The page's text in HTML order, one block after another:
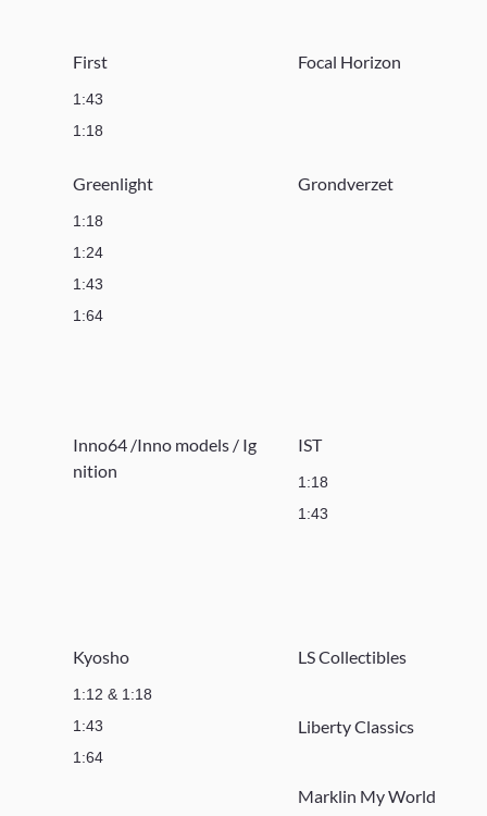
First
1:43
1:18
Focal Horizon
Greenlight
1:18
1:24
1:43
1:64
Grondverzet
Inno64 /Inno models / Ig
nition
IST
1:18
1:43
Kyosho
1:12 & 1:18
1:43
1:64
LS Collectibles
Liberty Classics
Marklin My World